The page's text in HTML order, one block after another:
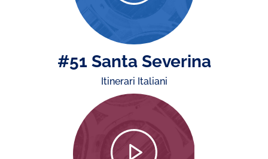
#51 Santa Severina
Itinerari Italiani